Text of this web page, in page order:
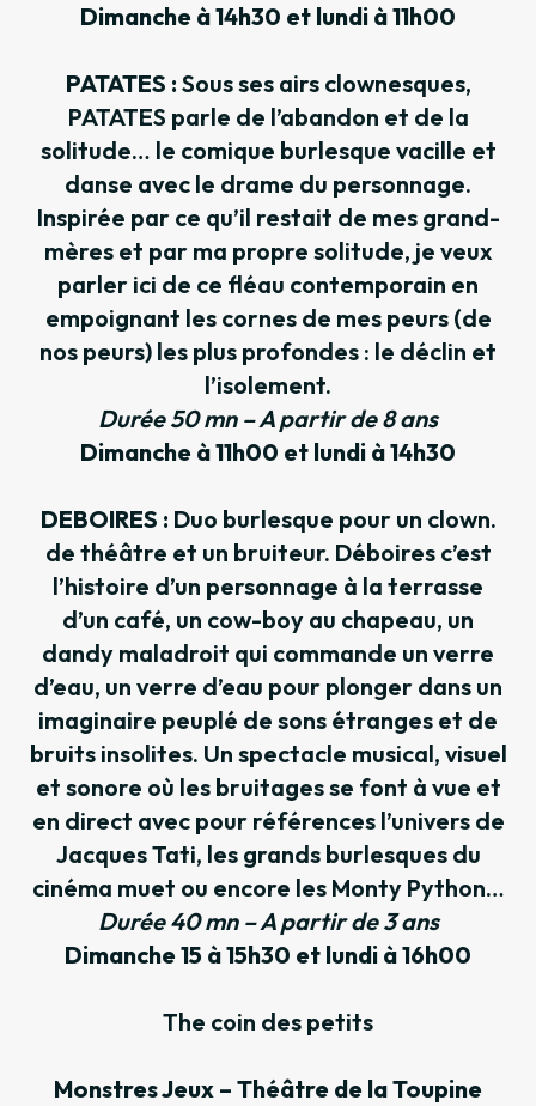
Dimanche à 14h30 et lundi à 11h00
PATATES : Sous ses airs clownesques,
PATATES parle de l’abandon et de la
solitude… le comique burlesque vacille et
danse avec le drame du personnage.
Inspirée par ce qu’il restait de mes grand-
mères et par ma propre solitude, je veux
parler ici de ce fléau contemporain en
empoignant les cornes de mes peurs (de
nos peurs) les plus profondes : le déclin et
l’isolement.
Durée 50 mn – A partir de 8 ans
Dimanche à 11h00 et lundi à 14h30
DEBOIRES : Duo burlesque pour un clown.
de théâtre et un bruiteur. Déboires c’est
l’histoire d’un personnage à la terrasse
d’un café, un cow-boy au chapeau, un
dandy maladroit qui commande un verre
d’eau, un verre d’eau pour plonger dans un
imaginaire peuplé de sons étranges et de
bruits insolites. Un spectacle musical, visuel
et sonore où les bruitages se font à vue et
en direct avec pour références l’univers de
Jacques Tati, les grands burlesques du
cinéma muet ou encore les Monty Python…
Durée 40 mn – A partir de 3 ans
Dimanche 15 à 15h30 et lundi à 16h00
The coin des petits
Monstres Jeux – Théâtre de la Toupine